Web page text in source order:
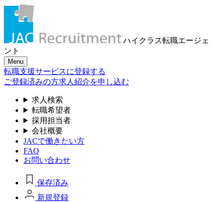
ハイクラス転職エージェ
ント
Menu
転職支援サービスに登録する
ご登録済みの方求人紹介を申し込む
求人検索
転職希望者
採用担当者
会社概要
JACで働きたい方
FAQ
お問い合わせ
保存済み
新規登録